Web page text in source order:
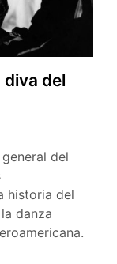
del
del
historia del
danza